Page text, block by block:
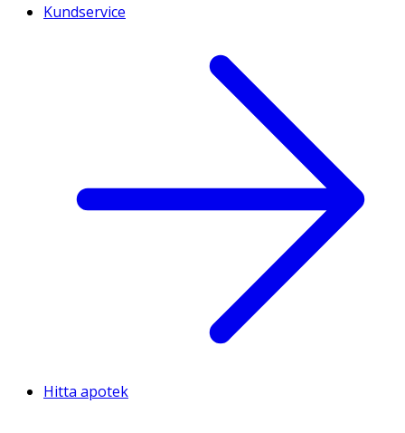
Kundservice
Hitta apotek